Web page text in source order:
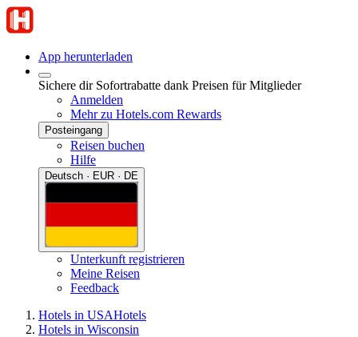
App herunterladen
Sichere dir Sofortrabatte dank Preisen für Mitglieder
Anmelden
Mehr zu Hotels.com Rewards
Posteingang
Reisen buchen
Hilfe
Deutsch · EUR · DE
Unterkunft registrieren
Meine Reisen
Feedback
Hotels in USAHotels
Hotels in Wisconsin